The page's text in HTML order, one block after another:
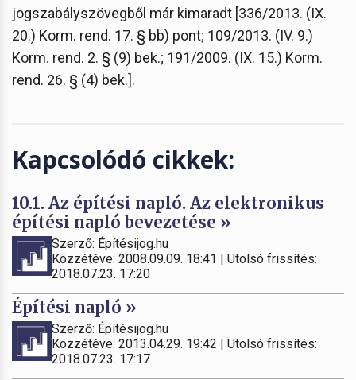
jogszabályszövegből már kimaradt [336/2013. (IX.
20.) Korm. rend. 17. § bb) pont; 109/2013. (IV. 9.)
Korm. rend. 2. § (9) bek.; 191/2009. (IX. 15.) Korm.
rend. 26. § (4) bek.].
Kapcsolódó cikkek:
10.1. Az építési napló. Az elektronikus
építési napló bevezetése »
Szerző: Építésijog.hu
Közzétéve: 2008.09.09. 18:41 | Utolsó frissítés:
2018.07.23. 17:20
Építési napló »
Szerző: Építésijog.hu
Közzétéve: 2013.04.29. 19:42 | Utolsó frissítés:
2018.07.23. 17:17